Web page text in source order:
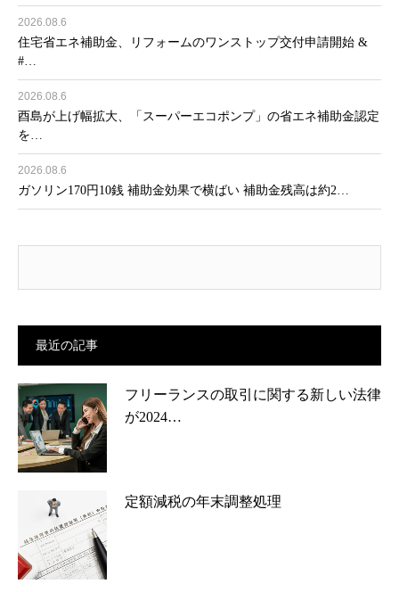
2026.08.6
住宅省エネ補助金、リフォームのワンストップ交付申請開始 &
#…
2026.08.6
酉島が上げ幅拡大、「スーパーエコポンプ」の省エネ補助金認定
を…
2026.08.6
ガソリン170円10銭 補助金効果で横ばい 補助金残高は約2…
最近の記事
フリーランスの取引に関する新しい法律
が2024…
定額減税の年末調整処理